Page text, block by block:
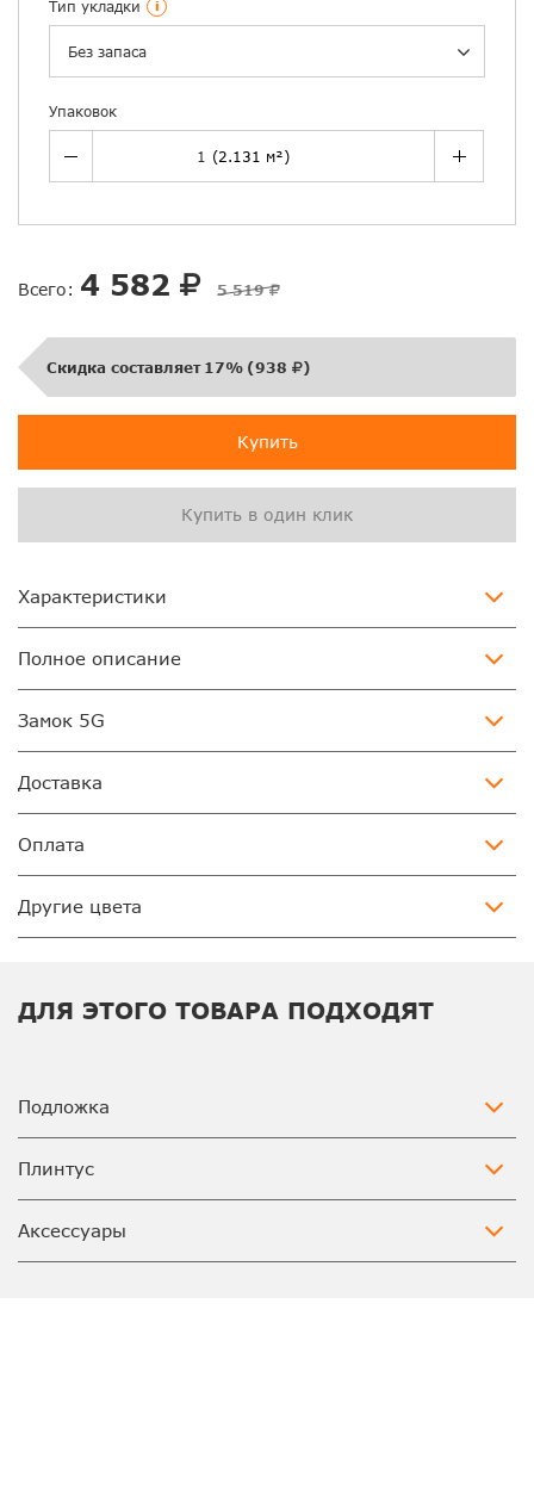
Тип укладки i
Без запаса
Упаковок
Всего: 4 582 5 519
Скидка составляет 17% (938 )
Купить
Купить в один клик
Характеристики
Полное описание
Замок 5G
Доставка
Оплата
Другие цвета
ДЛЯ ЭТОГО ТОВАРА ПОДХОДЯТ
Подложка
Плинтус
Аксессуары